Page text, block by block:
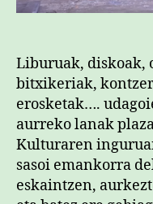
Liburuak, diskoak,
bitxikeriak,
erosketak….
aurreko lanak
Kulturaren
sasoi emankorra
eskaintzen,